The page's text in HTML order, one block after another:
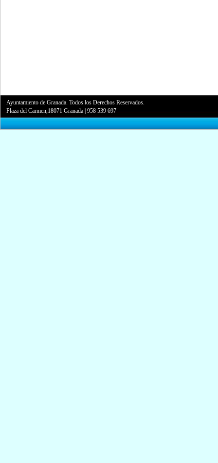
Ayuntamiento de Granada. Todos los Derechos Reservados.
Plaza del Carmen,18071 Granada |958 539 697